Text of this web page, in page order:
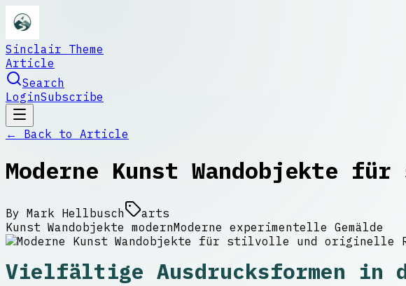
Sinclair Theme
Article
Search
LoginSubscribe
← Back to Article
Moderne Kunst Wandobjekte
By Mark Hellbusch
arts
Kunst Wandobjekte modernModerne experimentelle Gemälde
Vielfältige Ausdrucksformen in